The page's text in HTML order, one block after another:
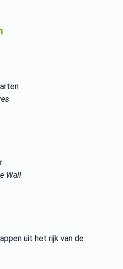
Wall
uit het rijk van de